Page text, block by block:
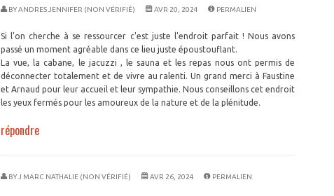
BYANDRES JENNIFER (NON VÉRIFIÉ) AVR 20, 2024 PERMALIEN
Si l'on cherche à se ressourcer c'est juste l'endroit parfait ! Nous avons
passé un moment agréable dans ce lieu juste époustouflant.
La vue, la cabane, le jacuzzi , le sauna et les repas nous ont permis de
déconnecter totalement et de vivre au ralenti. Un grand merci à Faustine
et Arnaud pour leur accueil et leur sympathie. Nous conseillons cet endroit
les yeux fermés pour les amoureux de la nature et de la plénitude.
répondre
BY J MARC NATHALIE (NON VÉRIFIÉ) AVR 26, 2024 PERMALIEN